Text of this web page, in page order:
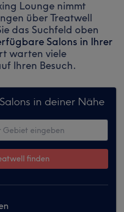
Lounge nimmt
über Treatwell
das Suchfeld oben
Salons in Ihrer
warten viele
Ihren Besuch.
in deiner Nähe
finden